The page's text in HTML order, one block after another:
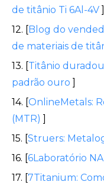
de titânio Ti 6Al-4V
12. [
Blog do
de materiais de
13. [ Titânio
padrão ouro
14. [ OnlineMetals:
(MTR)
15. [ Struers:
16. [ 6Laboratório
17. [ 7Titanium: